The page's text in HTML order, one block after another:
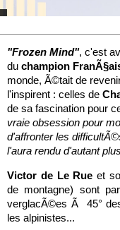
"Frozen Mind", c'est
du champion
monde, Ã©tait de
l'inspirent : celles de
de sa fascination pour
vraie obsession pour
d'affronter les
l'aura rendu d'autant
Victor de Le Rue et
de montagne) sont
verglacÃ©es Ã 45°
les alpinistes...